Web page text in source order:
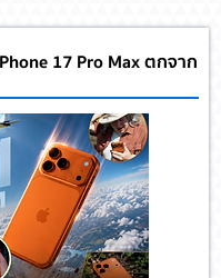
17 Pro Max ตกจาก